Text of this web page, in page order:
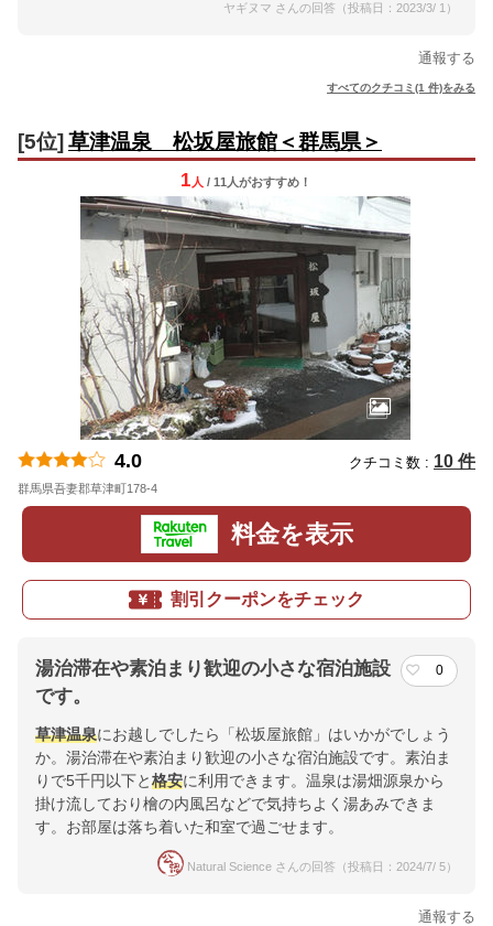
ヤギヌマ さんの回答（投稿日：2023/3/ 1）
通報する
すべてのクチコミ(1 件)をみる
[5位] 草津温泉 松坂屋旅館＜群馬県＞
1 人 / 11人がおすすめ！
4.0 クチコミ数 : 10 件
群馬県吾妻郡草津町178-4
料金を表示
割引クーポンをチェック
湯治滞在や素泊まり歓迎の小さな宿泊施設
です。
0
草津温泉にお越しでしたら「松坂屋旅館」はいかがでしょう
か。湯治滞在や素泊まり歓迎の小さな宿泊施設です。素泊ま
りで5千円以下と格安に利用できます。温泉は湯畑源泉から
掛け流しており檜の内風呂などで気持ちよく湯あみできま
す。お部屋は落ち着いた和室で過ごせます。
Natural Science さんの回答（投稿日：2024/7/ 5）
通報する